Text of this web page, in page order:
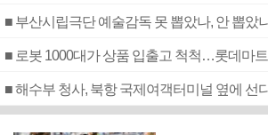
■ 부산시립극단 예술감독 못 뽑았나, 안 뽑았
■ 로봇 1000대가 상품 입출고 척척…롯데마
■ 해수부 청사, 북항 국제여객터미널 옆에 선